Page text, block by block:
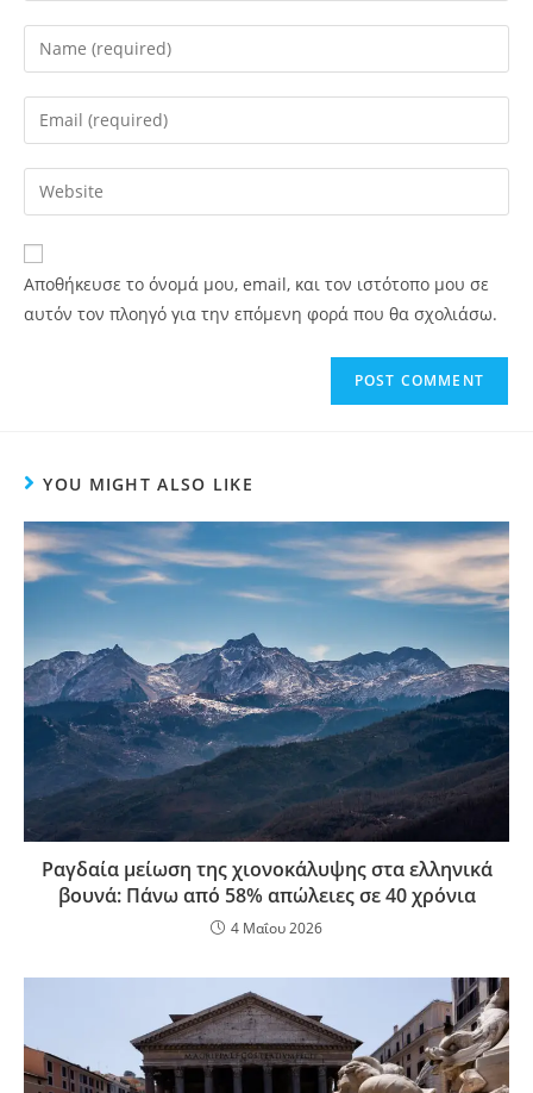
Αποθήκευσε το όνομά μου, email, και τον ιστότοπο μου σε
αυτόν τον πλοηγό για την επόμενη φορά που θα σχολιάσω.
YOU MIGHT ALSO LIKE
Ραγδαία μείωση της χιονοκάλυψης στα ελληνικά
βουνά: Πάνω από 58% απώλειες σε 40 χρόνια
4 Μαΐου 2026